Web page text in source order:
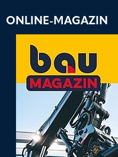
ONLINE-MAGAZIN